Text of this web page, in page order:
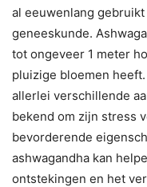
al eeuwenlang
geneeskunde.
tot ongeveer 1 meter
pluizige bloemen
allerlei verschillende
bekend om zijn stress
bevorderende
ashwagandha kan
ontstekingen en het